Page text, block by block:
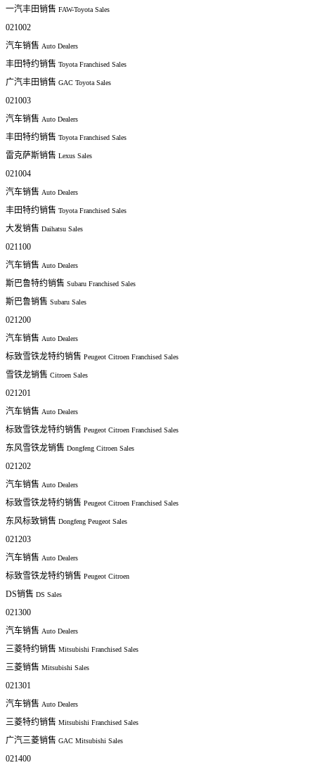
一汽丰田销售 FAW-Toyota Sales
021002
汽车销售 Auto Dealers
丰田特约销售 Toyota Franchised Sales
广汽丰田销售 GAC Toyota Sales
021003
汽车销售 Auto Dealers
丰田特约销售 Toyota Franchised Sales
雷克萨斯销售 Lexus Sales
021004
汽车销售 Auto Dealers
丰田特约销售 Toyota Franchised Sales
大发销售 Daihatsu Sales
021100
汽车销售 Auto Dealers
斯巴鲁特约销售 Subaru Franchised Sales
斯巴鲁销售 Subaru Sales
021200
汽车销售 Auto Dealers
标致雪铁龙特约销售 Peugeot Citroen Franchised Sales
雪铁龙销售 Citroen Sales
021201
汽车销售 Auto Dealers
标致雪铁龙特约销售 Peugeot Citroen Franchised Sales
东风雪铁龙销售 Dongfeng Citroen Sales
021202
汽车销售 Auto Dealers
标致雪铁龙特约销售 Peugeot Citroen Franchised Sales
东风标致销售 Dongfeng Peugeot Sales
021203
汽车销售 Auto Dealers
标致雪铁龙特约销售 Peugeot Citroen
DS销售 DS Sales
021300
汽车销售 Auto Dealers
三菱特约销售 Mitsubishi Franchised Sales
三菱销售 Mitsubishi Sales
021301
汽车销售 Auto Dealers
三菱特约销售 Mitsubishi Franchised Sales
广汽三菱销售 GAC Mitsubishi Sales
021400